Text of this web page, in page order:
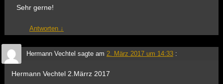
Sehr gerne!
Antworten ↓
Hermann Vechtel sagte am 2. März 2017 um 14:33 :
Hermann Vechtel 2.Märrz 2017